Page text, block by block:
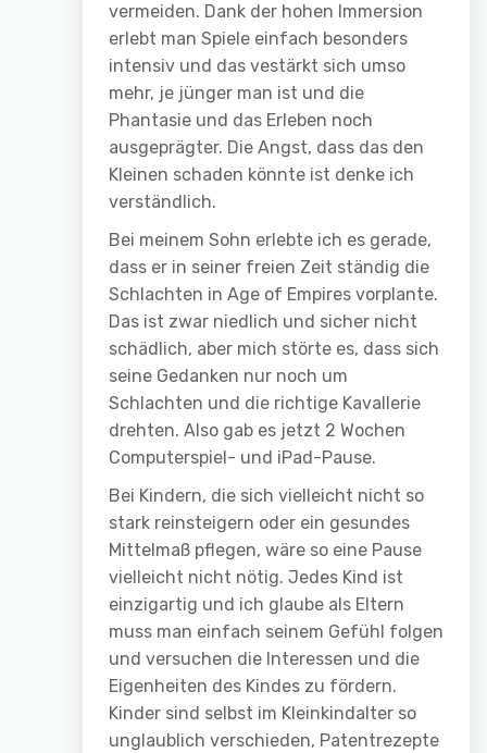
vermeiden. Dank der hohen Immersion
erlebt man Spiele einfach besonders
intensiv und das vestärkt sich umso
mehr, je jünger man ist und die
Phantasie und das Erleben noch
ausgeprägter. Die Angst, dass das den
Kleinen schaden könnte ist denke ich
verständlich.
Bei meinem Sohn erlebte ich es gerade,
dass er in seiner freien Zeit ständig die
Schlachten in Age of Empires vorplante.
Das ist zwar niedlich und sicher nicht
schädlich, aber mich störte es, dass sich
seine Gedanken nur noch um
Schlachten und die richtige Kavallerie
drehten. Also gab es jetzt 2 Wochen
Computerspiel- und iPad-Pause.
Bei Kindern, die sich vielleicht nicht so
stark reinsteigern oder ein gesundes
Mittelmaß pflegen, wäre so eine Pause
vielleicht nicht nötig. Jedes Kind ist
einzigartig und ich glaube als Eltern
muss man einfach seinem Gefühl folgen
und versuchen die Interessen und die
Eigenheiten des Kindes zu fördern.
Kinder sind selbst im Kleinkindalter so
unglaublich verschieden, Patentrezepte